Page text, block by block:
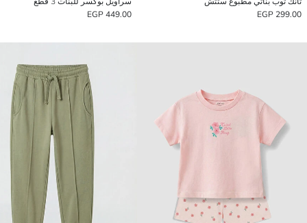
299.00 EGP
449.00 EGP